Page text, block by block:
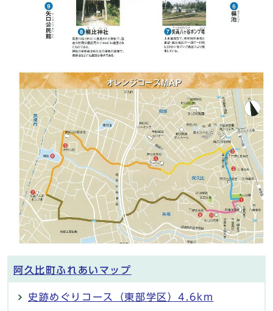
阿久比町ふれあいマップ
史跡めぐりコース（東部学区）4.6km